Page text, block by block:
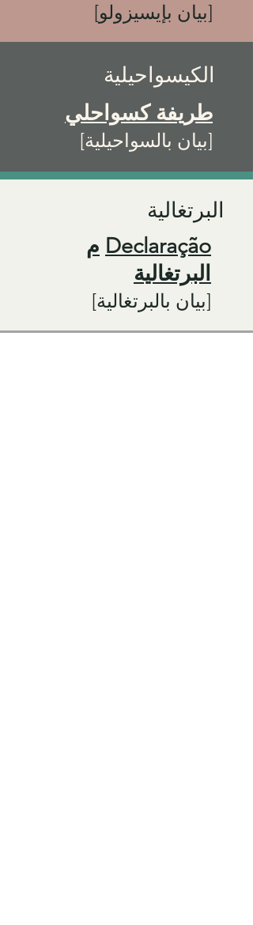
[بيان بإيسيزولو]
الكيسواحيلية
طريفة كسواحلي
[بيان بالسواحيلية]
البرتغالية
Declaração م
البرتغالية
[بيان بالبرتغالية]